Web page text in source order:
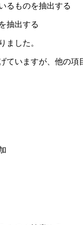
るものを抽出する
抽出する
ました。
ていますが、他の項